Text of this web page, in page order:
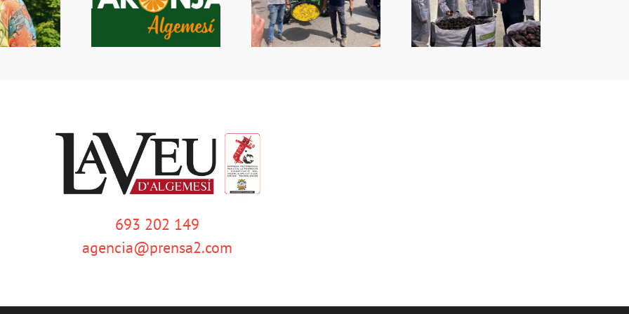
Setmana de la
Taronja
Protestes dels arrossers a
Algemesí
Ajuntament i COPAL
intensifiquen relacions
693 202 149
agencia@prensa2.com